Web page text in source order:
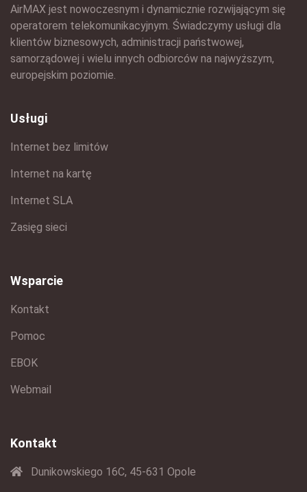
AirMAX jest nowoczesnym i dynamicznie rozwijającym się
operatorem telekomunikacyjnym. Świadczymy usługi dla
klientów biznesowych, administracji państwowej,
samorządowej i wielu innych odbiorców na najwyższym,
europejskim poziomie.
Usługi
Internet bez limitów
Internet na kartę
Internet SLA
Zasięg sieci
Wsparcie
Kontakt
Pomoc
EBOK
Webmail
Kontakt
Dunikowskiego 16C, 45-631 Opole